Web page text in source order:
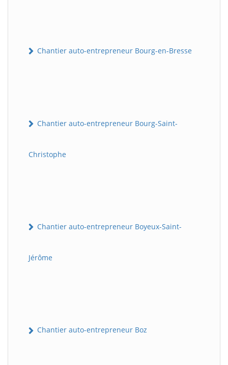
Chantier auto-entrepreneur Bourg-en-Bresse
Chantier auto-entrepreneur Bourg-Saint-
Christophe
Chantier auto-entrepreneur Boyeux-Saint-
Jérôme
Chantier auto-entrepreneur Boz